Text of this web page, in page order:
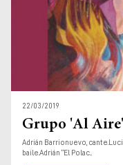
22/03/2019
Grupo 'Al Aire'
Adrián Barrionuevo,
baile.Adrián “El Polac...